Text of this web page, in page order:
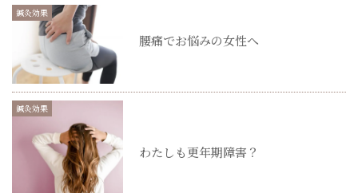
鍼灸効果
腰痛でお悩みの女性へ
鍼灸効果
わたしも更年期障害？